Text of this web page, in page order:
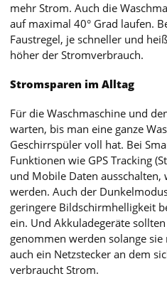
mehr Strom. Auch die
auf maximal 40° Grad laufen.
Faustregel, je schneller und
höher der Stromverbrauch.
Stromsparen im Alltag
Für die Waschmaschine und
warten, bis man eine ganze
Geschirrspüler voll hat. Bei
Funktionen wie GPS Tracking
und Mobile Daten ausschalten,
werden. Auch der
geringere Bildschirmhelligkeit
ein. Und Akkuladegeräte
genommen werden solange
auch ein Netzstecker an dem
verbraucht Strom.